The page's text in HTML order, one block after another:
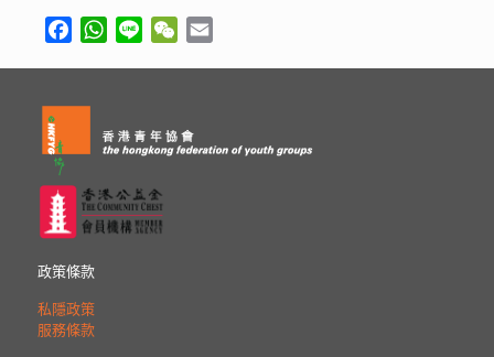
FacebookWhatsApp
Line WeChat
政策條款
私隱政策
服務條款